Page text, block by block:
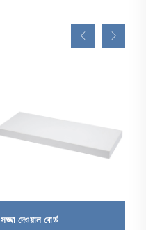
সজ্জা দেওয়াল বোর্ড